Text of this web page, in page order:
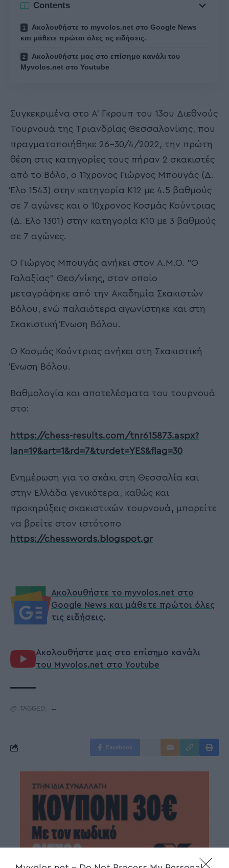
Contents
Ακολουθήστε το myvolos.net στο Google News
και μάθετε πρώτοι όλες τις ειδήσεις.
Ακολουθήστε μας στο επίσημο κανάλι του
Myvolos.net στο Youtube
Συγκεκριμένα στο Α' Γκρουπ του 13ου Διεθνούς
Τουρνουά της Τριανδρίας Θεσσαλονίκης, που
πραγματοποιήθηκε 26-30/4/2022, την πρώτη
θέση στις κατηγορίες τους πήραν 2 σκακιστές
από το Βόλο, ο 11χρονος Γιώργος Μπουγάς (Δ.
Έλο 1543) στην κατηγορία Κ12 με 4.5 βαθμούς
σε 7 αγώνες και ο 10χρονος Κοσμάς Κούντριας
(Δ. Έλο 1301) στην κατηγορία Κ10 με 3 βαθμούς
σε 7 αγώνες.
Ο Γιώργος Μπουγάς ανήκει στον Α.Μ.Ο. "Ο
Γαλαξίας" Θεσ/νίκης, στον οποίο
μεταγράφηκε από την Ακαδημία Σκακιστών
Βόλου, ενώ παλαιότερα αγωνίστηκε και στη
Σκακιστική Ένωση Βόλου.
Ο Κοσμάς Κούντριας ανήκει στη Σκακιστική
Ένωση Βόλου.
Βαθμολογία και αποτελέσματα του τουρνουά
στο:
https://chess-results.com/tnr615873.aspx?
lan=19&art=1&rd=7&turdet=YES&flag=30
Ενημέρωση για το σκάκι στη Θεσσαλία και
στην Ελλάδα γενικότερα, καθώς και
προκηρύξεις σκακιστικών τουρνουά, μπορείτε
να βρείτε στον ιστότοπο
https://chesswords.blogspot.gr
Ακολουθήστε το myvolos.net στο
Google News και μάθετε πρώτοι όλες
τις ειδήσεις.
Ακολουθήστε μας στο επίσημο κανάλι
του Myvolos.net στο Youtube
TAGGED: --
Facebook